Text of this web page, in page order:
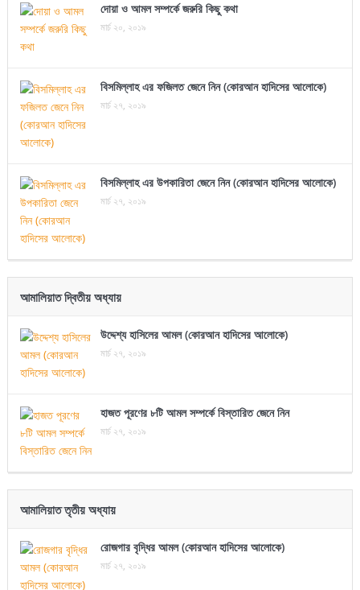
দোয়া ও আমল সম্পর্কে জরুরি কিছু কথা
মার্চ ২০, ২০১৯
বিসমিল্লাহ এর ফজিলত জেনে নিন (কোরআন হাদিসের আলোকে)
মার্চ ২৭, ২০১৯
বিসমিল্লাহ এর উপকারিতা জেনে নিন (কোরআন হাদিসের আলোকে)
মার্চ ২৭, ২০১৯
আমালিয়াত দ্বিতীয় অধ্যায়
উদ্দেশ্য হাসিলের আমল (কোরআন হাদিসের আলোকে)
মার্চ ২৭, ২০১৯
হাজত পূরণের ৮টি আমল সম্পর্কে বিস্তারিত জেনে নিন
মার্চ ২৭, ২০১৯
আমালিয়াত তৃতীয় অধ্যায়
রোজগার বৃদ্ধির আমল (কোরআন হাদিসের আলোকে)
মার্চ ২৭, ২০১৯